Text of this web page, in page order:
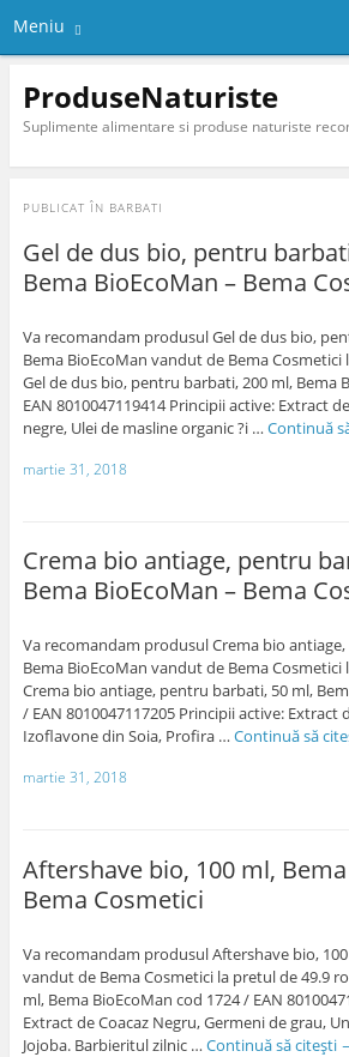
Meniu
ProduseNaturiste
Suplimente alimentare si produse naturiste
PUBLICAT ÎN BARBATI
Gel de dus bio, pentru
Bema BioEcoMan – Bema
Va recomandam produsul Gel de dus bio,
Bema BioEcoMan vandut de Bema Cosmetici
Gel de dus bio, pentru barbati, 200 ml, Bema
EAN 8010047119414 Principii active: Extract
negre, Ulei de masline organic ?i … Continuă
martie 31, 2018
Crema bio antiage, pentru
Bema BioEcoMan – Bema
Va recomandam produsul Crema bio
Bema BioEcoMan vandut de Bema Cosmetici
Crema bio antiage, pentru barbati, 50 ml,
/ EAN 8010047117205 Principii active: Extract
Izoflavone din Soia, Profira … Continuă să
martie 31, 2018
Aftershave bio, 100 ml,
Bema Cosmetici
Va recomandam produsul Aftershave bio,
vandut de Bema Cosmetici la pretul de 49.9
ml, Bema BioEcoMan cod 1724 / EAN
Extract de Coacaz Negru, Germeni de grau,
Jojoba. Barbieritul zilnic … Continuă să citești